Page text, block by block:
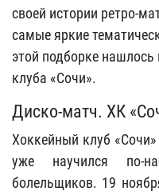
своей истории ретро-
самые яркие
этой подборке
клуба «Сочи».
Диско-матч. ХК
Хоккейный клуб
уже научился по-
болельщиков. 19